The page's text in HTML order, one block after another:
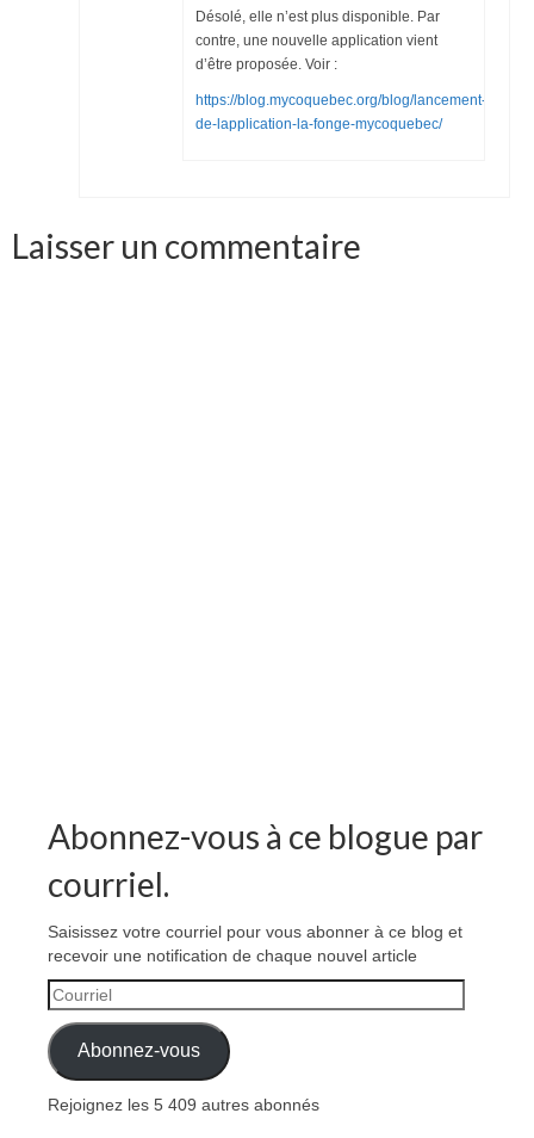
Désolé, elle n’est plus disponible. Par
contre, une nouvelle application vient
d’être proposée. Voir :
https://blog.mycoquebec.org/blog/lancement-
de-lapplication-la-fonge-mycoquebec/
Laisser un commentaire
Abonnez-vous à ce blogue par
courriel.
Saisissez votre courriel pour vous abonner à ce blog et
recevoir une notification de chaque nouvel article
Courriel
Abonnez-vous
Rejoignez les 5 409 autres abonnés